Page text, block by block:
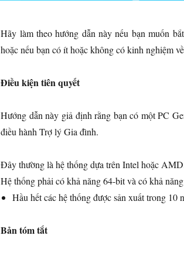
Hãy làm theo hướng dẫn này nếu bạn muốn
hoặc nếu bạn có ít hoặc không có kinh nghiệm
Điều kiện tiên quyết
Hướng dẫn này giả định rằng bạn có một PC
điều hành Trợ lý Gia đình.
Đây thường là hệ thống dựa trên Intel hoặc
Hệ thống phải có khả năng 64-bit và có khả
Hầu hết các hệ thống được sản xuất trong
Bản tóm tắt